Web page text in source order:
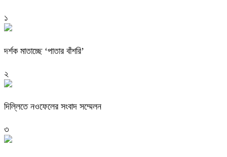
১
দর্শক মাতাচ্ছে ‘পাতার বাঁশরি’
২
দিল্লিতে নওফেলের সংবাদ সম্মেলন
৩